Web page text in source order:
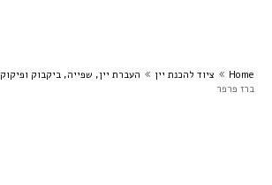
Home ציוד להכנת יין העברת יין, שפייה, ביקבוק ופיקוק
ברז פרפר